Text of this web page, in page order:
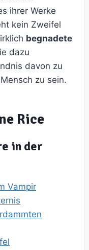
ihrer Werke
kein Zweifel
begnadete
dazu
davon zu
zu sein.
Rice
in der
Vampir